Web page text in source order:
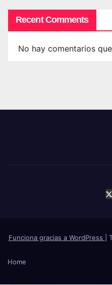
Recent Comments
No hay comentarios
Funciona gracias a WordPress
Home